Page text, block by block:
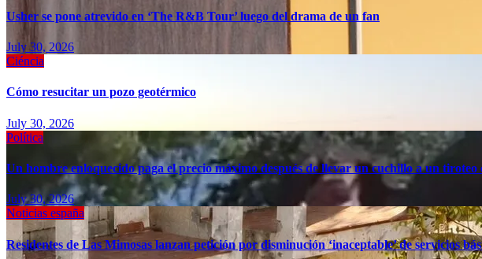
Usher se pone atrevido en ‘The R&B Tour’ luego del drama de un fan
July 30, 2026
Ciéncia
Cómo resucitar un pozo geotérmico
July 30, 2026
Política
Un hombre enloquecido paga el precio máximo después de llevar un cuchillo a un
July 30, 2026
Noticias españa
Residentes de Las Mimosas lanzan petición por disminución ‘inaceptable’ de servicios